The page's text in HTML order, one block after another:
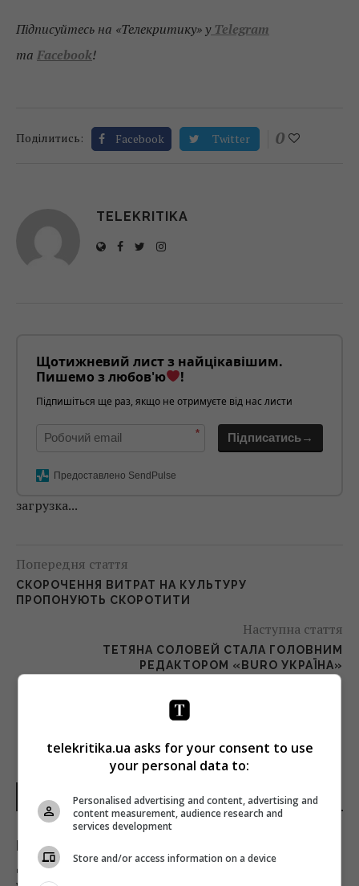
Підписуйтесь на «Телекритику» уTelegram
та Facebook!
Поділитись: Facebook Twitter 0
TELEKRITIKA
Щотижневий лист з найцікавішим.
Пишемо з любов'ю
!
Підпишіться ще раз, якщо не отримуєте від нас листи
* Підписатись→
Предоставлено SendPulse
загрузка...
Попередня стаття
СКОРОЧЕННЯ ВИТРАТ НА КУЛЬТУРУ
ПРОПОНУЮТЬ СКОРОТИТИ
Наступна стаття
ТЕТЯНА СОЛОВЕЙ СТАЛА ГОЛОВНИМ
РЕДАКТОРОМ «BURO УКРАЇНА»
НОВИНИ УКРАЇНИ І СВІТУ
Податкова служба передасть Міноборони
дані про чоловіків 18–60 років: що вирішив
telekritika.ua asks for your consent to use
your personal data to:
Personalised advertising and content, advertising and
content measurement, audience research and
services development
Store and/or access information on a device